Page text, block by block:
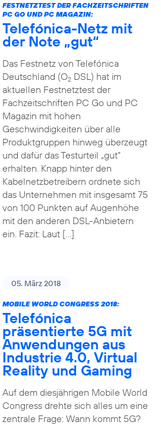
FESTNETZTEST DER FACHZEITSCHRIFTEN
PC GO UND PC MAGAZIN:
Telefónica-Netz mit
der Note „gut“
Das Festnetz von Telefónica
Deutschland (O2DSL) hat im
aktuellen Festnetztest der
Fachzeitschriften PC Go und PC
Magazin mit hohen
Geschwindigkeiten über alle
Produktgruppen hinweg überzeugt
und dafür das Testurteil „gut“
erhalten. Knapp hinter den
Kabelnetzbetreibern ordnete sich
das Unternehmen mit insgesamt 75
von 100 Punkten auf Augenhöhe
mit den anderen DSL-Anbietern
ein. Fazit: Laut […]
05. März 2018
MOBILE WORLD CONGRESS 2018:
Telefónica
präsentierte 5G mit
Anwendungen aus
Industrie 4.0, Virtual
Reality und Gaming
Auf dem diesjährigen Mobile World
Congress drehte sich alles um eine
zentrale Frage: Wann kommt 5G?